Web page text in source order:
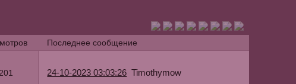
Последнее сообщение
24-10-2023 03:03:26 Timothymow